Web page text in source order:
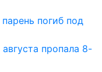
погиб под